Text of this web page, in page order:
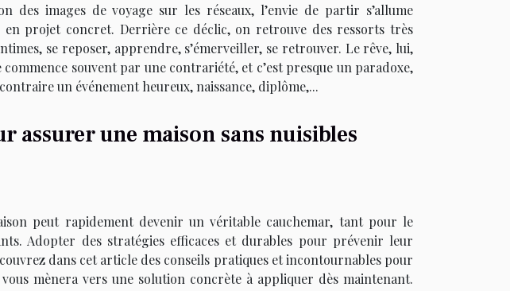
des images de voyage sur les réseaux, l’envie de partir s’allume
projet concret. Derrière ce déclic, on retrouve des ressorts très
se reposer, apprendre, s’émerveiller, se retrouver. Le rêve, lui,
souvent par une contrariété, et c’est presque un paradoxe,
un événement heureux, naissance, diplôme,...
assurer une maison sans nuisibles
peut rapidement devenir un véritable cauchemar, tant pour le
Adopter des stratégies efficaces et durables pour prévenir leur
dans cet article des conseils pratiques et incontournables pour
mènera vers une solution concrète à appliquer dès maintenant.